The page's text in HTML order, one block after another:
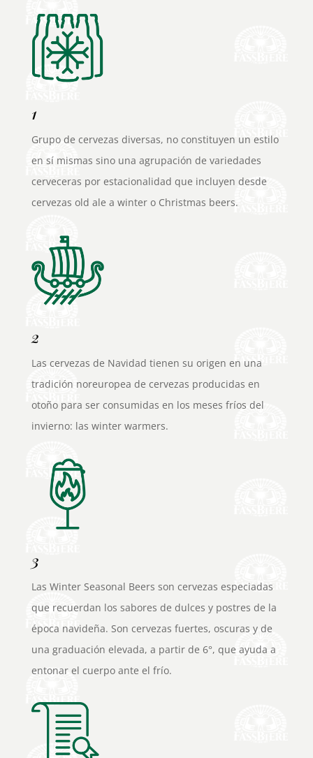
1
Grupo de cervezas diversas, no constituyen un estilo
en sí mismas sino una agrupación de variedades
cerveceras por estacionalidad que incluyen desde
cervezas old ale a winter o Christmas beers.
2
Las cervezas de Navidad tienen su origen en una
tradición noreuropea de cervezas producidas en
otoño para ser consumidas en los meses fríos del
invierno: las winter warmers.
3
Las Winter Seasonal Beers son cervezas especiadas
que recuerdan los sabores de dulces y postres de la
época navideña. Son cervezas fuertes, oscuras y de
una graduación elevada, a partir de 6°, que ayuda a
entonar el cuerpo ante el frío.